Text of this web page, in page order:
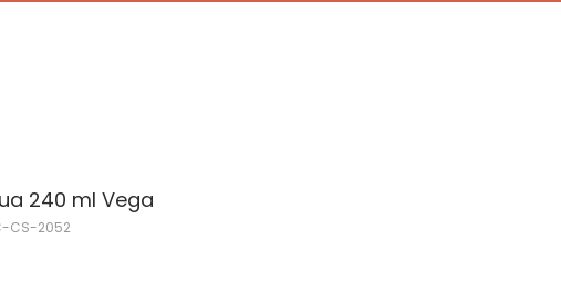
240 ml Vega
CS-2052